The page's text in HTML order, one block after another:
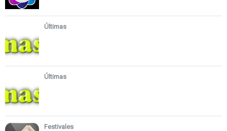
Últimas
Últimas
Festivales